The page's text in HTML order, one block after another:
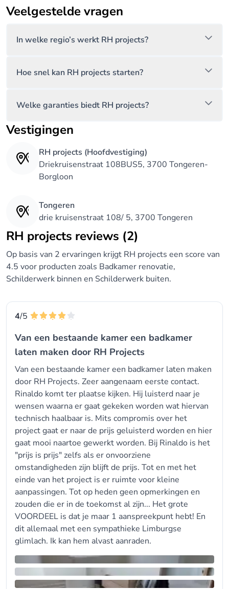
Veelgestelde vragen
In welke regio’s werkt RH projects?
Hoe snel kan RH projects starten?
Welke garanties biedt RH projects?
Vestigingen
RH projects (Hoofdvestiging)
Driekruisenstraat 108BUS5, 3700 Tongeren-
Borgloon
Tongeren
drie kruisenstraat 108/ 5, 3700 Tongeren
RH projects reviews (2)
Op basis van 2 ervaringen krijgt RH projects een score van
4.5 voor producten zoals Badkamer renovatie,
Schilderwerk binnen en Schilderwerk buiten.
4/5
Van een bestaande kamer een badkamer
laten maken door RH Projects
Van een bestaande kamer een badkamer laten maken
door RH Projects. Zeer aangenaam eerste contact.
Rinaldo komt ter plaatse kijken. Hij luisterd naar je
wensen waarna er gaat gekeken worden wat hiervan
technisch haalbaar is. Mits compromis over het
project gaat er naar de prijs geluisterd worden en hier
gaat mooi naartoe gewerkt worden. Bij Rinaldo is het
"prijs is prijs" zelfs als er onvoorziene
omstandigheden zijn blijft de prijs. Tot en met het
einde van het project is er ruimte voor kleine
aanpassingen. Tot op heden geen opmerkingen en
zouden die er in de toekomst al zijn... Het grote
VOORDEEL is dat je maar 1 aanspreekpunt hebt! En
dit allemaal met een sympathieke Limburgse
glimlach. Ik kan hem alvast aanraden.